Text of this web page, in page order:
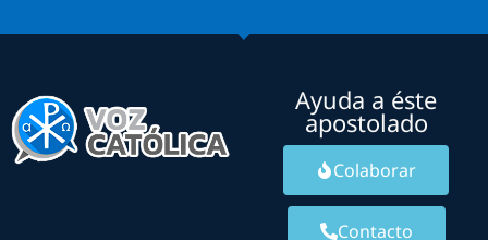
Ayuda a éste
apostolado
Colaborar
Contacto